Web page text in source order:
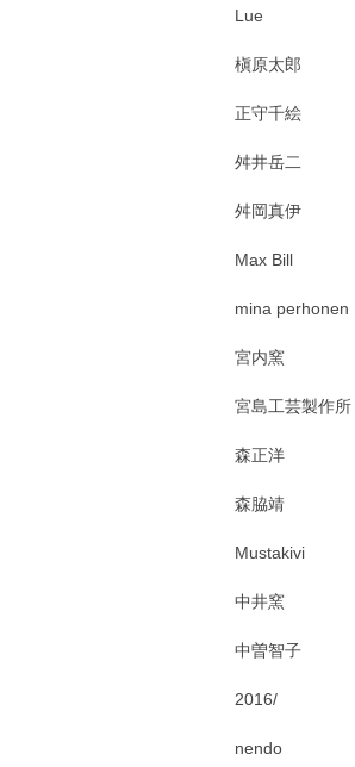
Lue
槇原太郎
正守千絵
舛井岳二
舛岡真伊
Max Bill
mina perhonen
宮内窯
宮島工芸製作所
森正洋
森脇靖
Mustakivi
中井窯
中曽智子
2016/
nendo